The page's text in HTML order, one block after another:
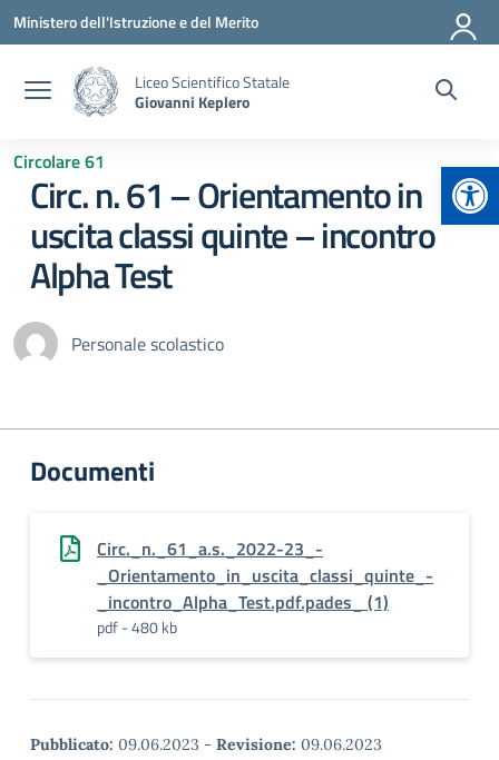
Vai ai contenuti
Vai al menu di navigazione
Vai al footer
Ministero dell'Istruzione e del Merito
Liceo Scientifico Statale
Giovanni Keplero
Circolare 61
Circ. n. 61 – Orientamento in
uscita classi quinte – incontro
Alpha Test
Personale scolastico
Documenti
Circ._n._61_a.s._2022-23_-
_Orientamento_in_uscita_classi_quinte_-
_incontro_Alpha_Test.pdf.pades_ (1)
pdf - 480 kb
Pubblicato: 09.06.2023 - Revisione: 09.06.2023